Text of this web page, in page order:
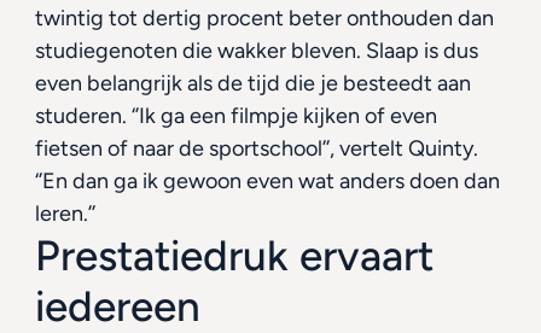
twintig tot dertig procent beter onthouden dan
studiegenoten die wakker bleven. Slaap is dus
even belangrijk als de tijd die je besteedt aan
studeren. ‘’Ik ga een filmpje kijken of even
fietsen of naar de sportschool’’, vertelt Quinty.
‘’En dan ga ik gewoon even wat anders doen dan
leren.’’
Prestatiedruk ervaart
iedereen